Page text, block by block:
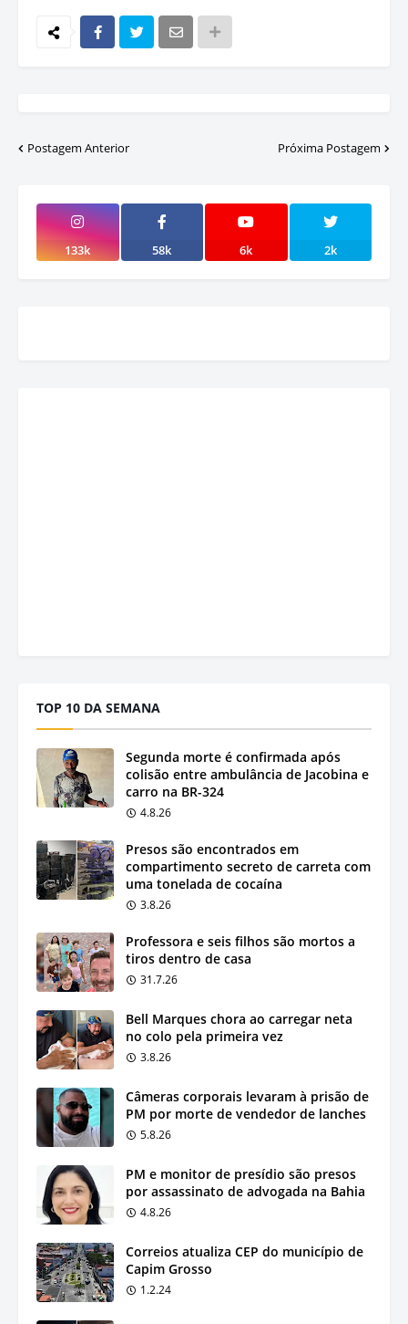
Postagem Anterior Próxima Postagem
133k 58k 6k 2k
TOP 10 DA SEMANA
Segunda morte é confirmada após
colisão entre ambulância de Jacobina e
carro na BR-324
4.8.26
Presos são encontrados em
compartimento secreto de carreta com
uma tonelada de cocaína
3.8.26
Professora e seis filhos são mortos a
tiros dentro de casa
31.7.26
Bell Marques chora ao carregar neta
no colo pela primeira vez
3.8.26
Câmeras corporais levaram à prisão de
PM por morte de vendedor de lanches
5.8.26
PM e monitor de presídio são presos
por assassinato de advogada na Bahia
4.8.26
Correios atualiza CEP do município de
Capim Grosso
1.2.24